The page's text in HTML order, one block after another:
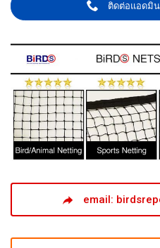
ติดต่อแอดมิน
email: